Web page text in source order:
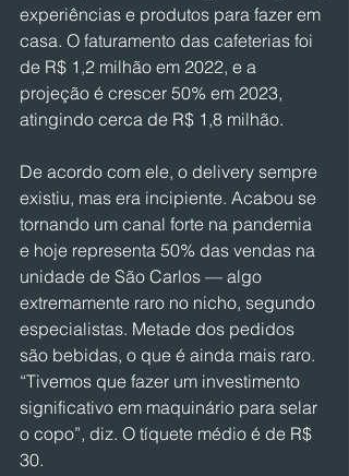
experiências e produtos para fazer em
casa. O faturamento das cafeterias foi
de R$ 1,2 milhão em 2022, e a
projeção é crescer 50% em 2023,
atingindo cerca de R$ 1,8 milhão.
De acordo com ele, o delivery sempre
existiu, mas era incipiente. Acabou se
tornando um canal forte na pandemia
e hoje representa 50% das vendas na
unidade de São Carlos — algo
extremamente raro no nicho, segundo
especialistas. Metade dos pedidos
são bebidas, o que é ainda mais raro.
“Tivemos que fazer um investimento
significativo em maquinário para selar
o copo”, diz. O tíquete médio é de R$
30.